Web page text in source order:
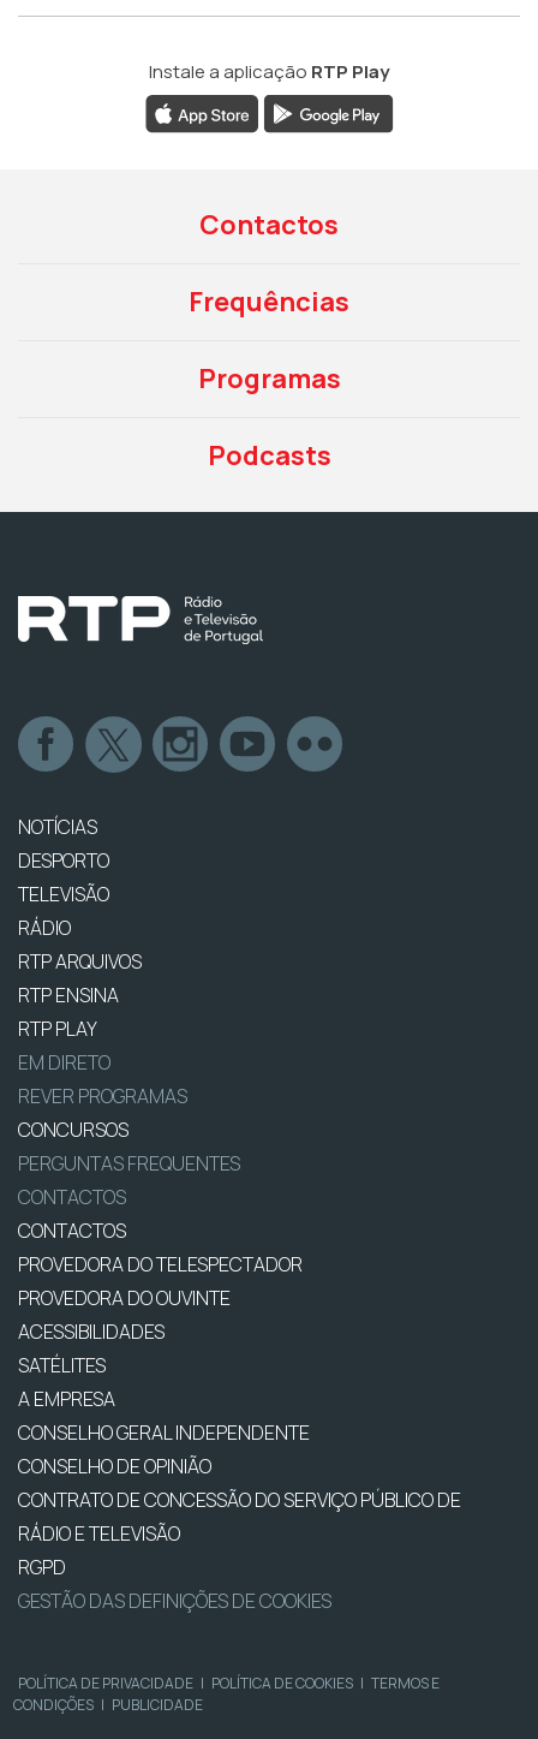
Instale a aplicação RTP Play
Contactos
Frequências
Programas
Podcasts
NOTÍCIAS
DESPORTO
TELEVISÃO
RÁDIO
RTP ARQUIVOS
RTP ENSINA
RTP PLAY
EM DIRETO
REVER PROGRAMAS
CONCURSOS
PERGUNTAS FREQUENTES
CONTACTOS
CONTACTOS
PROVEDORA DO TELESPECTADOR
PROVEDORA DO OUVINTE
ACESSIBILIDADES
SATÉLITES
A EMPRESA
CONSELHO GERAL INDEPENDENTE
CONSELHO DE OPINIÃO
CONTRATO DE CONCESSÃO DO SERVIÇO PÚBLICO DE
RÁDIO E TELEVISÃO
RGPD
GESTÃO DAS DEFINIÇÕES DE COOKIES
POLÍTICA DE PRIVACIDADE | POLÍTICA DE COOKIES | TERMOS E
CONDIÇÕES | PUBLICIDADE